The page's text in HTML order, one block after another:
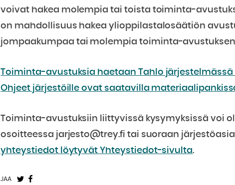
voivat hakea molempia tai toista toiminta-
on mahdollisuus hakea ylioppilastalosäätiön
jompaakumpaa tai molempia toiminta-avustuksen
Toiminta-avustuksia haetaan Tahlo
Ohjeet järjestöille ovat saatavilla
Toiminta-avustuksiin liittyvissä kysymyksissä voi
osoitteessa jarjesto@trey.fi tai suoraan
yhteystiedot löytyvät Yhteystiedot-sivulta.
JAA
JaaJaa